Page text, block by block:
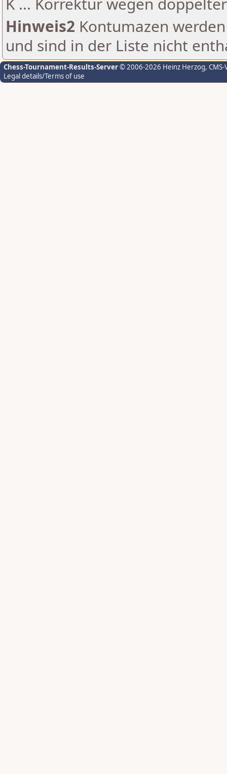
Hinweis2 Kontumazen
und sind in der Liste nicht
Chess-Tournament-Results-Server© 2006-2026 Heinz Herzog,
Legal details/Terms of use